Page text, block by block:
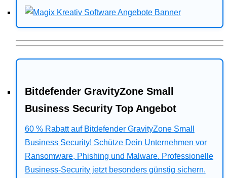
Bitdefender GravityZone Small
Business Security Top Angebot
60 % Rabatt auf Bitdefender GravityZone Small
Business Security! Schütze Dein Unternehmen vor
Ransomware, Phishing und Malware. Professionelle
Business-Security jetzt besonders günstig sichern.